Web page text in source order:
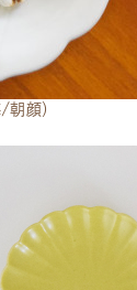
顔）